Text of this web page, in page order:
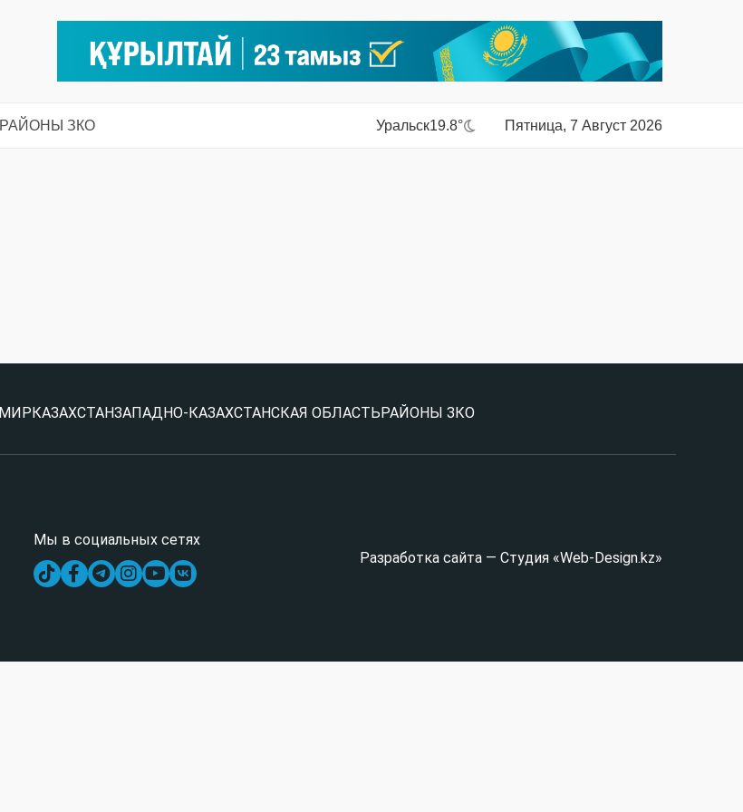
РАЙОНЫ ЗКО Уральск19.8° Пятница, 7 Август 2026
МИР КАЗАХСТАНЗАПАДНО-КАЗАХСТАНСКАЯ ОБЛАСТЬ РАЙОНЫ ЗКО
Мы в социальных сетях
Разработка сайта — Студия «Web-Design.kz»